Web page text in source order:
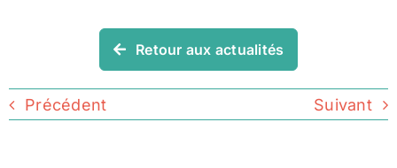
Retour aux actualités
Précédent Suivant